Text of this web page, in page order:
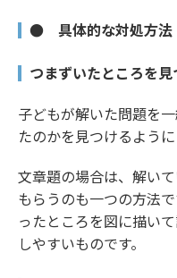
● 具体的な対処方法
つまずいたところを見
子どもが解いた問題を
たのかを見つけるように
文章題の場合は、解い
もらうのも一つの方法
ったところを図に描い
しやすいものです。